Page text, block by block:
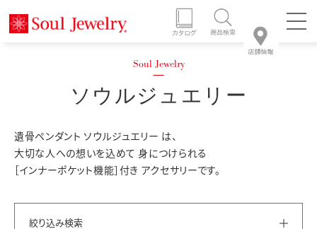
ソウルジュエリー
遺骨ペンダント ソウルジュエリー は、
大切な人への想いを込めて 身につけられる
［インナーポケット機能］付き アクセサリーです。
絞り込み検索